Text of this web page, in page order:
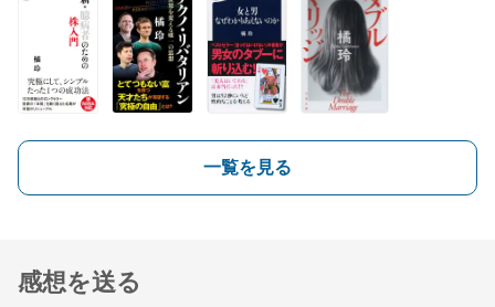
一覧を見る
感想を送る